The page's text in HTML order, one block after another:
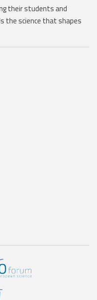
their students and
the science that shapes